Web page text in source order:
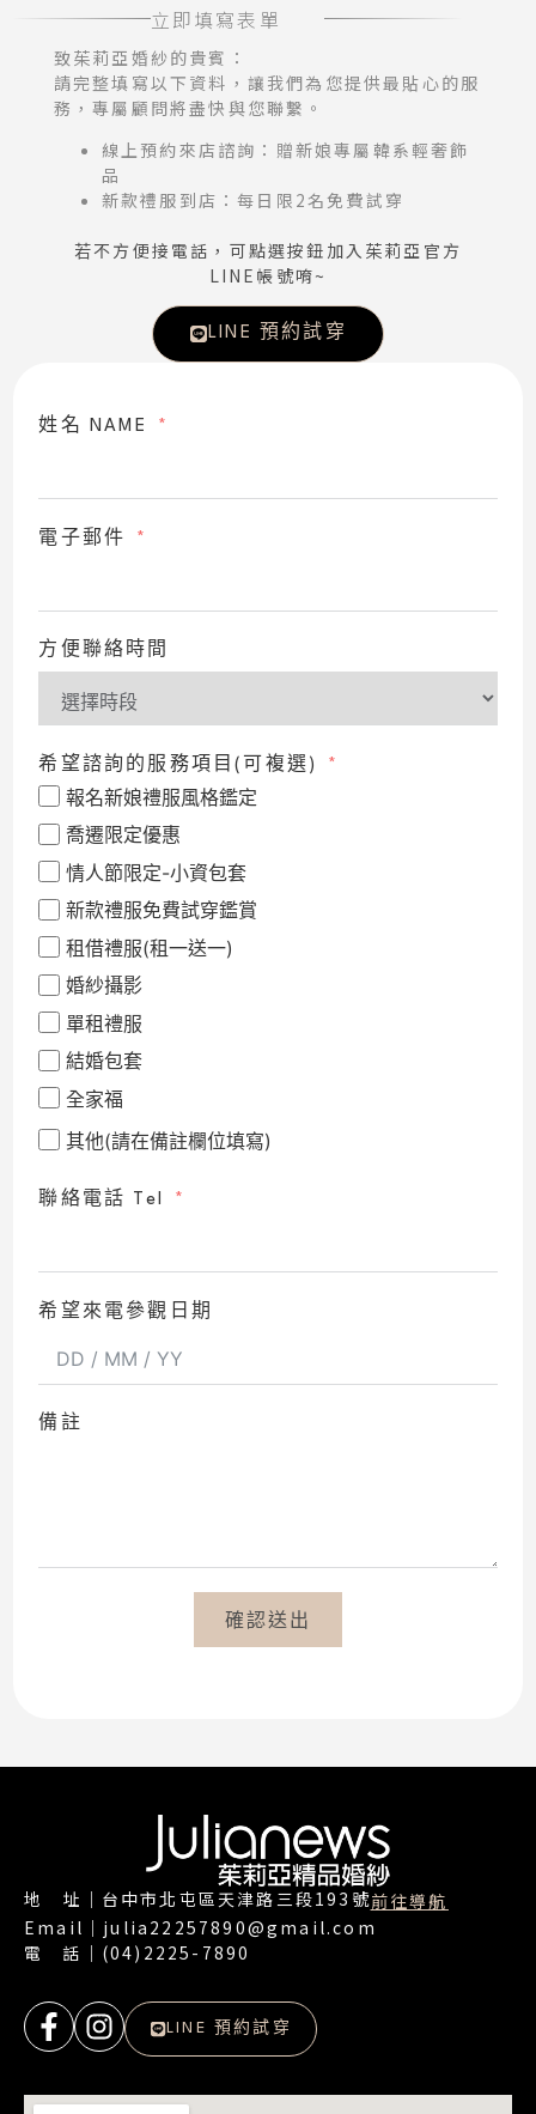
立即填寫表單
致茱莉亞婚紗的貴賓：
請完整填寫以下資料，讓我們為您提供最貼心的服
務，專屬顧問將盡快與您聯繫。
線上預約來店諮詢：贈新娘專屬韓系輕奢飾
品
新款禮服到店：每日限2名免費試穿
若不方便接電話，可點選按鈕加入茱莉亞官方
LINE帳號唷~
LINE 預約試穿
姓名 NAME
電子郵件
方便聯絡時間
希望諮詢的服務項目(可複選)
報名新娘禮服風格鑑定
喬遷限定優惠
情人節限定-小資包套
新款禮服免費試穿鑑賞
租借禮服(租一送一)
婚紗攝影
單租禮服
結婚包套
全家福
其他(請在備註欄位填寫)
聯絡電話 Tel
希望來電參觀日期
備註
確認送出
地 址｜台中市北屯區天津路三段193號前往導航
Email｜julia22257890@gmail.com
電 話｜(04)2225-7890
LINE 預約試穿